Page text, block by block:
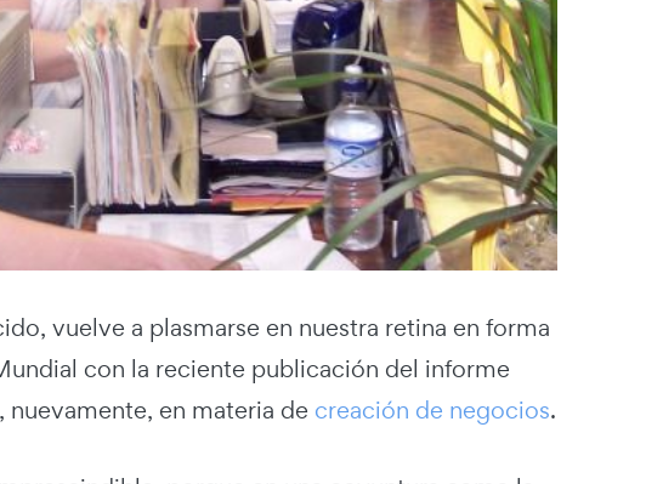
vuelve a plasmarse en nuestra retina en forma
con la reciente publicación del informe
nuevamente, en materia de creación de negocios.